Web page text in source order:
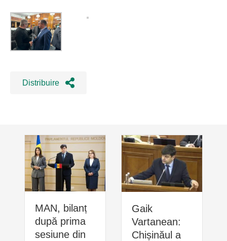
Distribuire
MAN, bilanț
după prima
sesiune din
Gaik
Vartanean:
Chișinăul a